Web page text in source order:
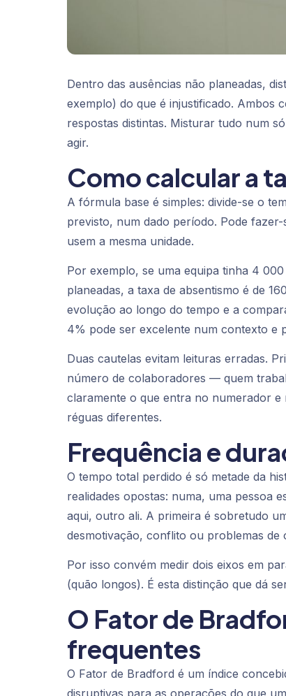
Dentro das ausências não planeadas,
exemplo) do que é injustificado. Ambos
respostas distintas. Misturar tudo num
agir.
Como calcular a
A fórmula base é simples: divide-se o
previsto, num dado período. Pode
usem a mesma unidade.
Por exemplo, se uma equipa tinha 4
planeadas, a taxa de absentismo é de
evolução ao longo do tempo e a
4% pode ser excelente num contexto e
Duas cautelas evitam leituras erradas.
número de colaboradores — quem
claramente o que entra no numerador e
réguas diferentes.
Frequência e
O tempo total perdido é só metade da
realidades opostas: numa, uma pessoa
aqui, outro ali. A primeira é sobretudo
desmotivação, conflito ou problemas de
Por isso convém medir dois eixos em
(quão longos). É esta distinção que dá
O Fator de
frequentes
O Fator de Bradford é um índice
disruptivas para as operações do que